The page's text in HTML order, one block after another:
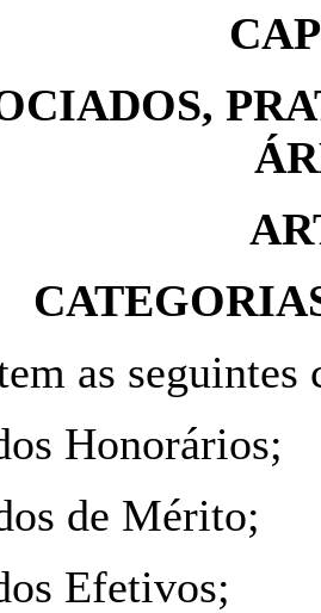
as seguintes
Honorários;
de Mérito;
Efetivos;